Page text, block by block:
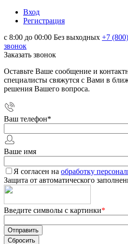
Вход
Регистрация
с 8:00 до 00:00 Без выходных +7
звонок
Заказать звонок
Оставьте Ваше сообщение и
специалисты свяжутся с Вами в
решения Вашего вопроса.
Ваш телефон*
Ваше имя
Я согласен на обработку
Защита от автоматического
Введите символы с картинки*